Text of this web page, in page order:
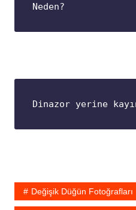
Neden?
Dinazor yerine
Değişik Düğün Fotoğrafları